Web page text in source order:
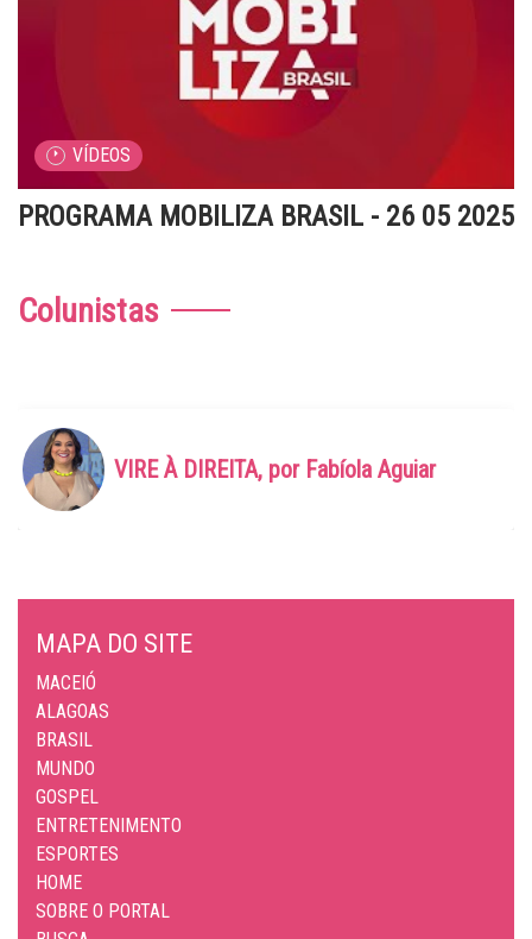
VÍDEOS
PROGRAMA MOBILIZA BRASIL - 26 05 2025
Colunistas
VIRE À DIREITA, por Fabíola Aguiar
MAPA DO SITE
MACEIÓ
ALAGOAS
BRASIL
MUNDO
GOSPEL
ENTRETENIMENTO
ESPORTES
HOME
SOBRE O PORTAL